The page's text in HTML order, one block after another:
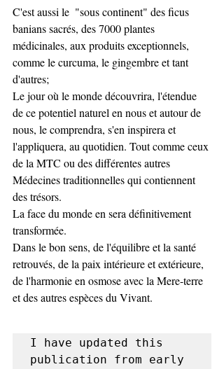
C'est aussi le  "sous continent" des ficus
banians sacrés, des 7000 plantes
médicinales, aux produits exceptionnels,
comme le curcuma, le gingembre et tant
d'autres;
Le jour où le monde découvrira, l'étendue
de ce potentiel naturel en nous et autour de
nous, le comprendra, s'en inspirera et
l'appliquera, au quotidien. Tout comme ceux
de la MTC ou des différentes autres
Médecines traditionnelles qui contiennent
des trésors.
La face du monde en sera définitivement
transformée.
Dans le bon sens, de l'équilibre et la santé
retrouvés, de la paix intérieure et extérieure,
de l'harmonie en osmose avec la Mere-terre
et des autres espèces du Vivant.
I have updated this
publication from early